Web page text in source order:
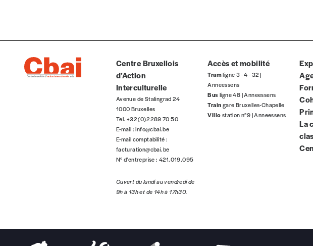
Centre Bruxellois
d’Action
Interculturelle
Avenue de Stalingrad 24
1000 Bruxelles
Tel. +32 (0)2 289 70 50
E-mail :info@cbai.be
E-mail comptabilité :
facturation@cbai.be
N° d’entreprise : 421.019.095
Ouvert du lundi au vendredi de
9h à 13h et de 14h à 17h30.
Accès et mobilité
Tramligne 3 - 4 - 32 |
Anneessens
Busligne 48 | Anneessens
Traingare Bruxelles-Chapelle
Villostation n°9 | Anneessens
La